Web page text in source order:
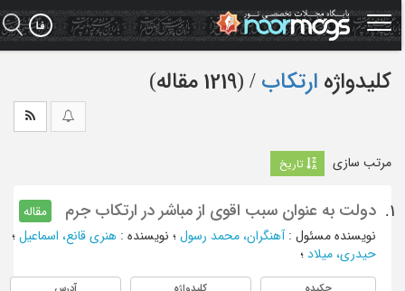
کلیدواژه ارتکاب ‏/ (1219 مقاله)
مرتب سازی تاریخ
1. دولت به عنوان سبب اقوی از مباشر در ارتکاب جرم
مقاله
نویسنده مسئول : آهنگران، محمد رسول ؛ نویسنده: هنری قانع، اسماعیل ؛
حیدری، میلاد؛
چکیده کلیدواژه آدرس